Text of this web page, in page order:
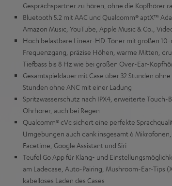
Gesprächspartner zu hören, ohne die Kopfhörer
Bluetooth 5.2 mit AAC und Qualcomm® aptX™
Amazon Music, YouTube, Apple Music & Co.,
Hoch belastbare Linear-HD-Töner mit großen
Frequenzgang, präzise Höhen, warme Mitten,
Tiefbass bis 8 Hz wie bei großen Over-Ear-
Gesamtspieldauer mit Case über 32 Stunden
Stunden ohne ANC mit einer Ladung
Spritzwasserschutz nach IPX4, erweiterte
Ohrhörer, auch bei Regen
Qualcomm® cVc sichert eine perfekte
Umgebungen auch dank insgesamt 6
Facetime, Google Assistant und Siri
Teufel Go App für Klang- und
am Ladecase, Auto-Pairing, Mushroom-Ear-Tips
kabelloses Laden des Cases